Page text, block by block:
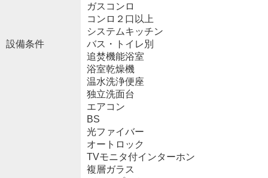
設備条件
ガスコンロ
コンロ２口以上
システムキッチン
バス・トイレ別
追焚機能浴室
浴室乾燥機
温水洗浄便座
独立洗面台
エアコン
BS
光ファイバー
オートロック
TVモニタ付インターホン
複層ガラス